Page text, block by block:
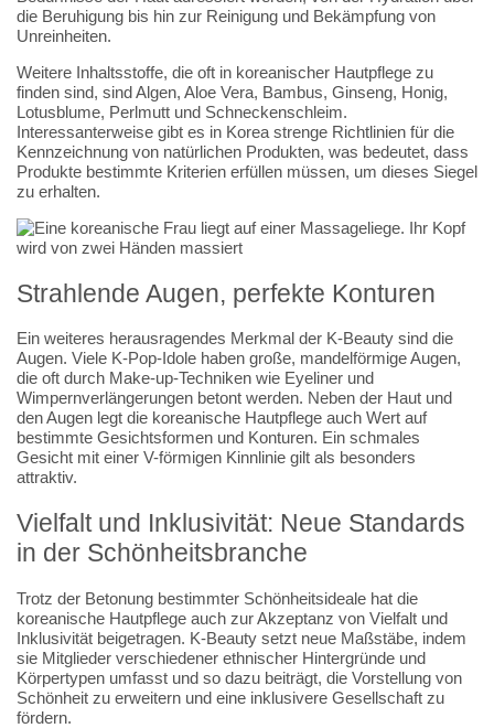
die Beruhigung bis hin zur Reinigung und Bekämpfung von
Unreinheiten.
Weitere Inhaltsstoffe, die oft in koreanischer Hautpflege zu
finden sind, sind Algen, Aloe Vera, Bambus, Ginseng, Honig,
Lotusblume, Perlmutt und Schneckenschleim.
Interessanterweise gibt es in Korea strenge Richtlinien für die
Kennzeichnung von natürlichen Produkten, was bedeutet, dass
Produkte bestimmte Kriterien erfüllen müssen, um dieses Siegel
zu erhalten.
Strahlende Augen, perfekte Konturen
Ein weiteres herausragendes Merkmal der K-Beauty sind die
Augen. Viele K-Pop-Idole haben große, mandelförmige Augen,
die oft durch Make-up-Techniken wie Eyeliner und
Wimpernverlängerungen betont werden. Neben der Haut und
den Augen legt die koreanische Hautpflege auch Wert auf
bestimmte Gesichtsformen und Konturen. Ein schmales
Gesicht mit einer V-förmigen Kinnlinie gilt als besonders
attraktiv.
Vielfalt und Inklusivität: Neue Standards
in der Schönheitsbranche
Trotz der Betonung bestimmter Schönheitsideale hat die
koreanische Hautpflege auch zur Akzeptanz von Vielfalt und
Inklusivität beigetragen. K-Beauty setzt neue Maßstäbe, indem
sie Mitglieder verschiedener ethnischer Hintergründe und
Körpertypen umfasst und so dazu beiträgt, die Vorstellung von
Schönheit zu erweitern und eine inklusivere Gesellschaft zu
fördern.